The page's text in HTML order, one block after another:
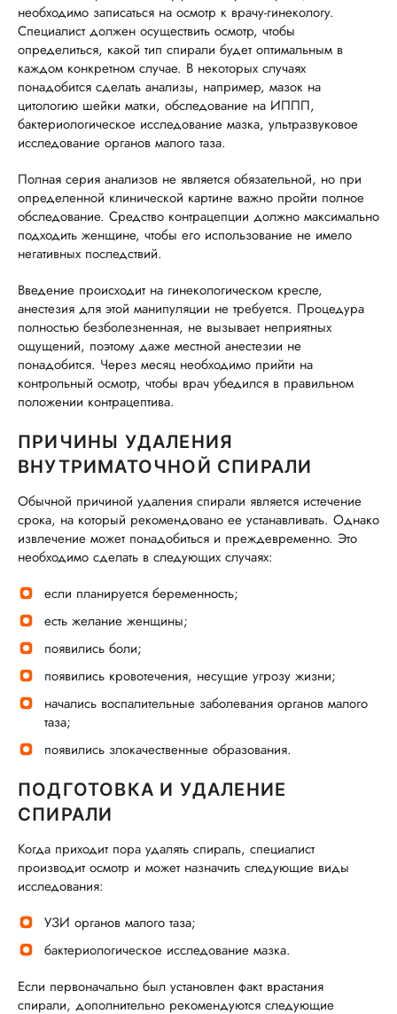
необходимо записаться на осмотр к врачу-гинекологу.
Специалист должен осуществить осмотр, чтобы
определиться, какой тип спирали будет оптимальным в
каждом конкретном случае. В некоторых случаях
понадобится сделать анализы, например, мазок на
цитологию шейки матки, обследование на ИППП,
бактериологическое исследование мазка, ультразвуковое
исследование органов малого таза.
Полная серия анализов не является обязательной, но при
определенной клинической картине важно пройти полное
обследование. Средство контрацепции должно максимально
подходить женщине, чтобы его использование не имело
негативных последствий.
Введение происходит на гинекологическом кресле,
анестезия для этой манипуляции не требуется. Процедура
полностью безболезненная, не вызывает неприятных
ощущений, поэтому даже местной анестезии не
понадобится. Через месяц необходимо прийти на
контрольный осмотр, чтобы врач убедился в правильном
положении контрацептива.
ПРИЧИНЫ УДАЛЕНИЯ
ВНУТРИМАТОЧНОЙ СПИРАЛИ
Обычной причиной удаления спирали является истечение
срока, на который рекомендовано ее устанавливать. Однако
извлечение может понадобиться и преждевременно. Это
необходимо сделать в следующих случаях:
если планируется беременность;
есть желание женщины;
появились боли;
появились кровотечения, несущие угрозу жизни;
начались воспалительные заболевания органов малого
таза;
появились злокачественные образования.
ПОДГОТОВКА И УДАЛЕНИЕ
СПИРАЛИ
Когда приходит пора удалять спираль, специалист
производит осмотр и может назначить следующие виды
исследования:
УЗИ органов малого таза;
бактериологическое исследование мазка.
Если первоначально был установлен факт врастания
спирали, дополнительно рекомендуются следующие